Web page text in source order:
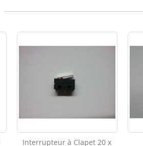
Interrupteur à Clapet 20 x